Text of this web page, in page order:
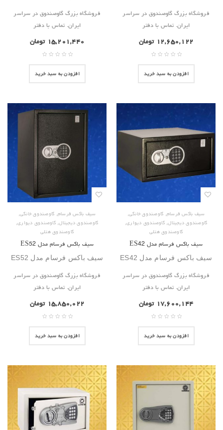
فروشگاه بزرگ گاوصندوق در سراسر
ایران. تماس با دفتر
۱۲,۶۵۰,۱۲۲ تومان
افزودن به سبد خرید
فروشگاه بزرگ گاوصندوق در سراسر
ایران. تماس با دفتر
۱۵,۲۰۱,۴۴۰ تومان
افزودن به سبد خرید
سیف باکس فرسام, گاوصندوق خانگی,
گاوصندوق دیجیتال,گاوصندوق دیواری,
گاوصندوق هتلی
سیف باکس فرسام مدل ES42
سیف باکس فرسام مدل ES42
فروشگاه بزرگ گاوصندوق در سراسر
ایران. تماس با دفتر
۱۷,۶۰۰,۱۴۴ تومان
افزودن به سبد خرید
سیف باکس فرسام, گاوصندوق خانگی,
گاوصندوق دیجیتال,گاوصندوق دیواری,
گاوصندوق هتلی
سیف باکس فرسام مدل ES52
سیف باکس فرسام مدل ES52
فروشگاه بزرگ گاوصندوق در سراسر
ایران. تماس با دفتر
۱۵,۸۵۰,۰۲۲ تومان
افزودن به سبد خرید